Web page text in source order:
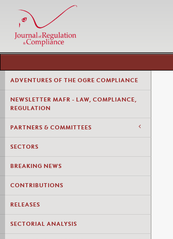
ADVENTURES OF THE OGRE COMPLIANCE
NEWSLETTER MAFR - LAW, COMPLIANCE,
REGULATION
PARTNERS & COMMITTEES
SECTORS
BREAKING NEWS
CONTRIBUTIONS
RELEASES
SECTORIAL ANALYSIS